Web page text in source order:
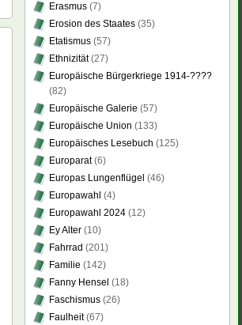
Erasmus (7)
Erosion des Staates (35)
Etatismus (57)
Ethnizität(27)
Europäische Bürgerkriege 1914-????
(82)
Europäische Galerie (57)
Europäische Union (133)
Europäisches Lesebuch (125)
Europarat(6)
Europas Lungenflügel (46)
Europawahl (4)
Europawahl 2024 (12)
Ey Alter (10)
Fahrrad (201)
Familie (142)
Fanny Hensel (18)
Faschismus (26)
Faulheit(67)